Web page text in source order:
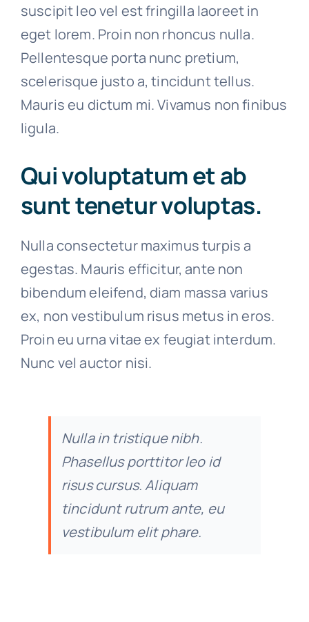
suscipit leo vel est fringilla laoreet in
eget lorem. Proin non rhoncus nulla.
Pellentesque porta nunc pretium,
scelerisque justo a, tincidunt tellus.
Mauris eu dictum mi. Vivamus non finibus
ligula.
Qui voluptatum et ab
sunt tenetur voluptas.
Nulla consectetur maximus turpis a
egestas. Mauris efficitur, ante non
bibendum eleifend, diam massa varius
ex, non vestibulum risus metus in eros.
Proin eu urna vitae ex feugiat interdum.
Nunc vel auctor nisi.
Nulla in tristique nibh.
Phasellus porttitor leo id
risus cursus. Aliquam
tincidunt rutrum ante, eu
vestibulum elit phare.